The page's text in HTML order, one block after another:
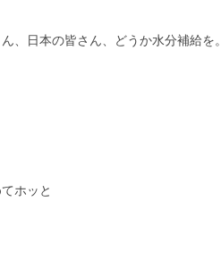
、日本の皆さん、どうか水分補給を。
ホッと